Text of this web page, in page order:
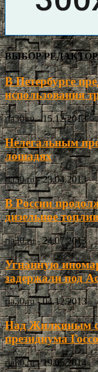
ВЫБОР
В Петербурге
использования
ria30.ru - 15.12.2013
Нелегальным
лошадях
ria30.ru - 23.04.2013
В России
дизельное
ria30.ru - 24.07.2013
Угнанную
задержали под
ria30.ru - 04.12.2013
Над Жилкиным
президиума
ria30.ru - 19.05.2014